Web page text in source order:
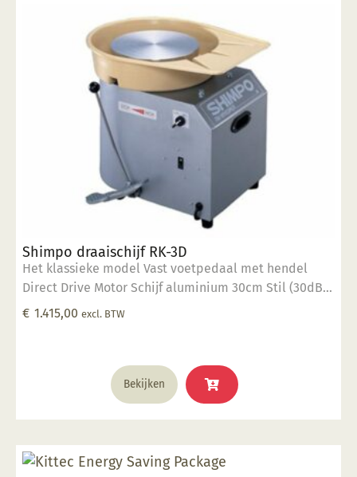
Shimpo draaischijf RK-3D
Het klassieke model Vast voetpedaal met hendel
Direct Drive Motor Schijf aluminium 30cm Stil (30dB)
400 Watt vermogen 40 kg draaigewicht Op dit
€ 1.415,00 excl. BTW
Bekijken